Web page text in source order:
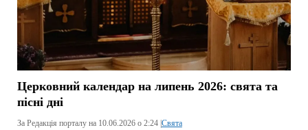
Церковний календар на липень 2026: свята та
пісні дні
За Редакція порталу на 10.06.2026 о 2:24 | Свята